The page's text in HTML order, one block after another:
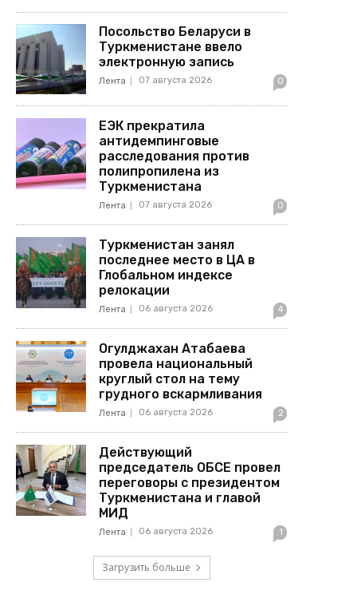
Посольство Беларуси в
Туркменистане ввело
электронную запись
Лента 07 августа 2026 0
ЕЭК прекратила
антидемпинговые
расследования против
полипропилена из
Туркменистана
Лента 07 августа 2026 0
Туркменистан занял
последнее место в ЦА в
Глобальном индексе
релокации
Лента 06 августа 2026 4
Огулджахан Атабаева
провела национальный
круглый стол на тему
грудного вскармливания
Лента 06 августа 2026 2
Действующий
председатель ОБСЕ провел
переговоры с президентом
Туркменистана и главой
МИД
Лента 06 августа 2026 1
Загрузить больше